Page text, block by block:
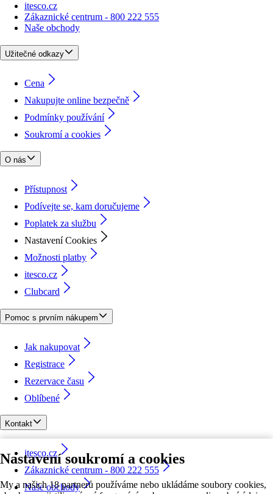
Nastavení soukromí a cookies
My a našich 18 partnerů používáme nebo ukládáme soubory cookies,
itesco.cz
Zákaznické centrum - 800 222 555
Naše obchody
Užitečné odkazy
Cena
Nakupujte online bezpečně
Podmínky používání
Soukromí a cookies
O nás
Přístupnost
Podívejte se, kam doručujeme
Poplatek za službu
Nastavení Cookies
Možnosti platby
itesco.cz
Clubcard
Pomoc s prvním nákupem
Jak nakupovat
Registrace
Rezervace času
Oblíbené
Kontakt
itesco.cz
Zákaznické centrum - 800 222 555
Naše obchody